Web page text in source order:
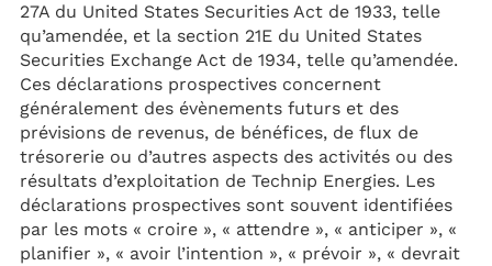
27A du United States Securities Act de 1933, telle
qu’amendée, et la section 21E du United States
Securities Exchange Act de 1934, telle qu’amendée.
Ces déclarations prospectives concernent
généralement des évènements futurs et des
prévisions de revenus, de bénéfices, de flux de
trésorerie ou d’autres aspects des activités ou des
résultats d’exploitation de Technip Energies. Les
déclarations prospectives sont souvent identifiées
par les mots « croire », « attendre », « anticiper », «
planifier », « avoir l’intention », « prévoir », « devrait